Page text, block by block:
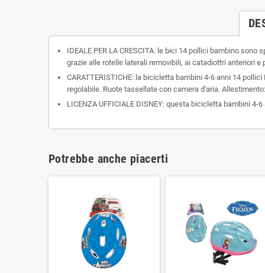
IDEALE PER LA CRESCITA: le bici 14 pollici bambino
grazie alle rotelle laterali removibili, ai catadiottri anteriori
CARATTERISTICHE: la bicicletta bambini 4-6 anni 14
regolabile. Ruote tassellate con camera d'aria.
LICENZA UFFICIALE DISNEY: questa bicicletta bambini
Potrebbe anche piacerti